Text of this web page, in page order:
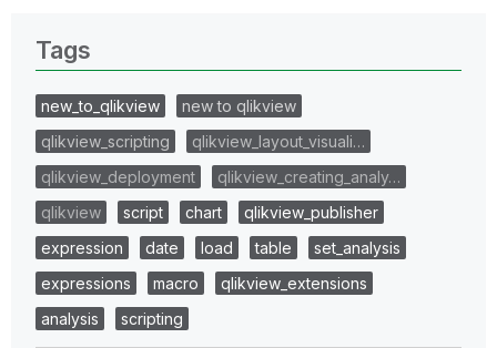
Tags
new_to_qlikview
new to qlikview
qlikview_scripting
qlikview_layout_visuali…
qlikview_deployment
qlikview_creating_analy…
qlikview
script chart
qlikview_publisher
expression
date load table
set_analysis
expressions
macro
qlikview_extensions
analysis
scripting